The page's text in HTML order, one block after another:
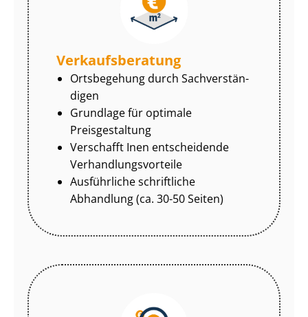
Ver­kaufs­be­ra­tung
Ortsbegehung durch Sach­ver­stän­
di­gen
Grundlage für optimale
Preisgestaltung
Verschafft Inen entscheidende
Ver­hand­lungs­vor­tei­le
Ausführliche schriftliche
Abhandlung (ca. 30-50 Seiten)